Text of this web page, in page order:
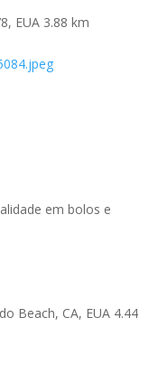
EUA 3.88 km
em bolos e
Beach, CA, EUA 4.44